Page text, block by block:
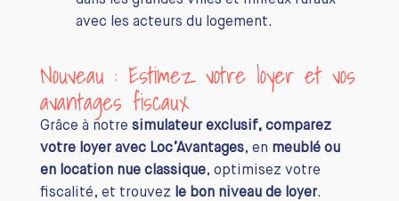
avec les acteurs du logement.
Nouveau : Estimez votre loyer et vos
avantages fiscaux
Grâce à notre simulateur exclusif, comparez
votre loyer avec Loc’Avantages, en meublé ou
en location nue classique, optimisez votre
fiscalité, et trouvez le bon niveau de loyer.